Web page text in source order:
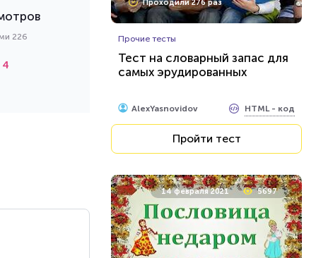
226
4
Проходили 276 раз
Прочие тесты
Тест на словарный запас для
самых эрудированных
AlexYasnovidov HTML - код
Пройти тест
14 февраля 2021 5697